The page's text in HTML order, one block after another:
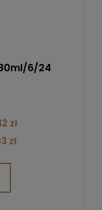
6/24
zł
zł